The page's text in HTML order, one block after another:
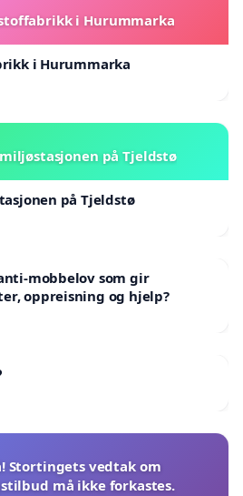
i Hurummarka
i Hurummarka
på Tjeldstø
på Tjeldstø
mobbelov som gir
oppreisning og hjelp?
Stortingets vedtak om
må ikke forkastes.